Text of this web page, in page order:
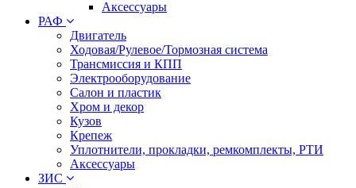
Аксессуары
РАФ
Двигатель
Ходовая/Рулевое/Тормозная система
Трансмиссия и КПП
Электрооборудование
Салон и пластик
Хром и декор
Кузов
Крепеж
Уплотнители, прокладки, ремкомплекты, РТИ
Аксессуары
ЗИС